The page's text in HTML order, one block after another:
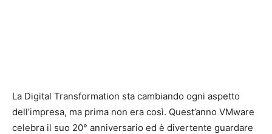
La Digital Transformation sta cambiando ogni aspetto
dell’impresa, ma prima non era così. Quest’anno VMware
celebra il suo 20° anniversario ed è divertente guardare